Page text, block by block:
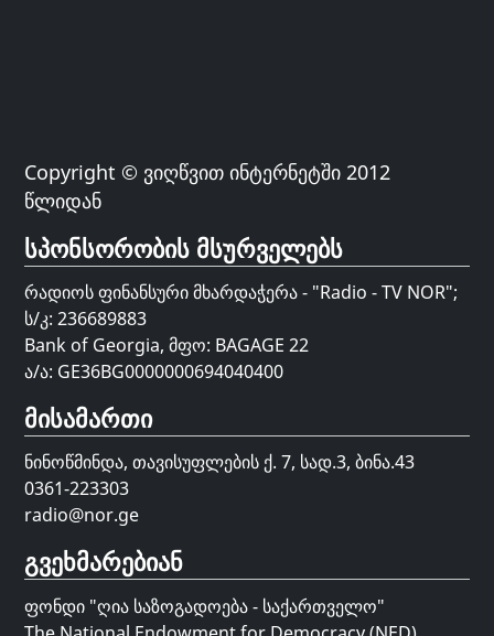
Copyright © ვიღწვით ინტერნეტში 2012
წლიდან
სპონსორობის მსურველებს
რადიოს ფინანსური მხარდაჭერა - "Radio - TV NOR";
ს/კ: 236689883
Bank of Georgia, მფო: BAGAGE 22
ა/ა: GE36BG0000000694040400
მისამართი
ნინოწმინდა, თავისუფლების ქ. 7, სად.3, ბინა.43
0361-223303
radio@nor.ge
გვეხმარებიან
ფონდი "ღია საზოგადოება - საქართველო"